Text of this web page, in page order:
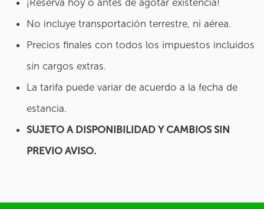
¡Reserva hoy o antes de agotar existencia!
No incluye transportación terrestre, ni aérea.
Precios finales con todos los impuestos incluidos
sin cargos extras.
La tarifa puede variar de acuerdo a la fecha de
estancia.
SUJETO A DISPONIBILIDAD Y CAMBIOS SIN
PREVIO AVISO.